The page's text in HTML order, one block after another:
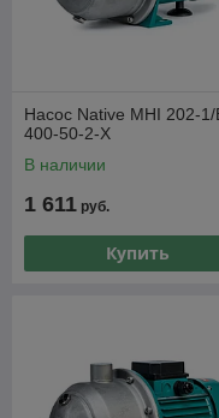
Насос Native MHI 202-1/
400-50-2-X
В наличии
1 611 руб.
Купить